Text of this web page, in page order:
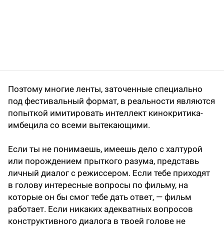
Поэтому многие ленты, заточенные специально
под фестивальный формат, в реальности являются
попыткой имитировать интеллект кинокритика-
имбецила со всеми вытекающими.
Если ты не понимаешь, имеешь дело с халтурой
или порождением прыткого разума, представь
личный диалог с режиссером. Если тебе приходят
в голову интересные вопросы по фильму, на
которые он бы смог тебе дать ответ, — фильм
работает. Если никаких адекватных вопросов
конструктивного диалога в твоей голове не